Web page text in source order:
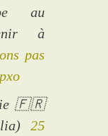
au
à
pas
🇫🇷
25